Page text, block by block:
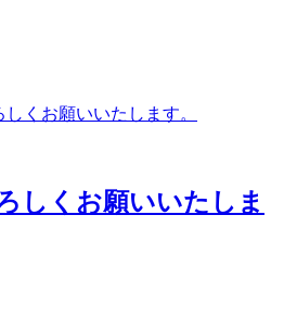
しくお願いいたしま